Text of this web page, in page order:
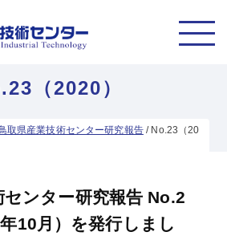
（2020）
取県産業技術センター研究報告/ No.23（20
センター研究報告 No.2
10月）を発行しまし